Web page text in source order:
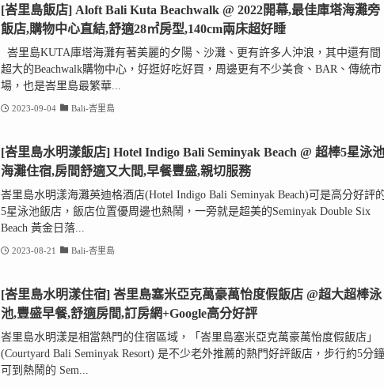
[峇里島飯店] Aloft Bali Kuta Beachwalk @ 2022開幕,最佳庫塔海灘旁
飯店,購物中心直結,舒適28㎡房型,140cm兩床超好睡
峇里島KUTA庫塔海灘有著美麗的夕陽、沙灘、更有許多人沖浪，其中還有間
超大的Beachwalk購物中心，好逛好吃好買，周邊更有不少美食、BAR、傳統市
場，也是峇里島最繁華...
2023-09-04 Bali-峇里島
[峇里島水明漾飯店] Hotel Indigo Bali Seminyak Beach @ 超棒5星泳池
海灘住宿,房間舒適又大間,早餐豐盛,親切服務
峇里島水明漾海灘英迪格酒店(Hotel Indigo Bali Seminyak Beach)可是高分好評
5星泳池飯店，飯店位置優周邊也熱鬧，一旁就是超美的Seminyak Double Six
Beach 黃金日落...
2023-08-21 Bali-峇里島
[峇里島水明漾住宿] 峇里島塞米亞克萬豪萬怡度假飯店 @超大超棒泳
池,豐盛早餐,舒適房間,訂房網+Google高分好評
峇里島水明漾是相當熱門的住宿區域，「峇里島塞米亞克萬豪萬怡度假飯店」
(Courtyard Bali Seminyak Resort) 是不少老外推薦的熱門好評飯店，步行約5分鐘
可到熱鬧的 Sem...